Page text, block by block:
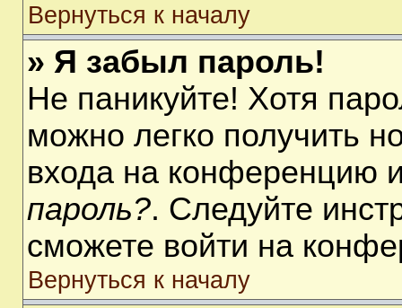
Вернуться к началу
» Я забыл пароль!
Не паникуйте! Хотя
можно легко получить
входа на конференцию
пароль?. Следуйте
сможете войти на
Вернуться к началу